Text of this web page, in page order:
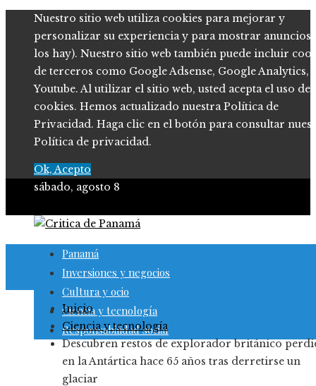
Nuestro sitio web utiliza cookies para mejorar y
personalizar su experiencia y para mostrar anuncios
los hay). Nuestro sitio web también puede incluir
de terceros como Google Adsense, Google Analytics,
Youtube. Al utilizar el sitio web, usted acepta el uso de
cookies. Hemos actualizado nuestra Política de
Privacidad. Haga clic en el botón para consultar
Política de privacidad.
Ok, Acepto
sábado, agosto 8
Panamá
Inversiones y negocios
Cultura y ocio
Ciencia y tecnología
Responsabilidad social
Inicio
Ciencia y tecnología
Descubren restos de explorador británico
en la Antártica hace 65 años tras derretirse un
glaciar